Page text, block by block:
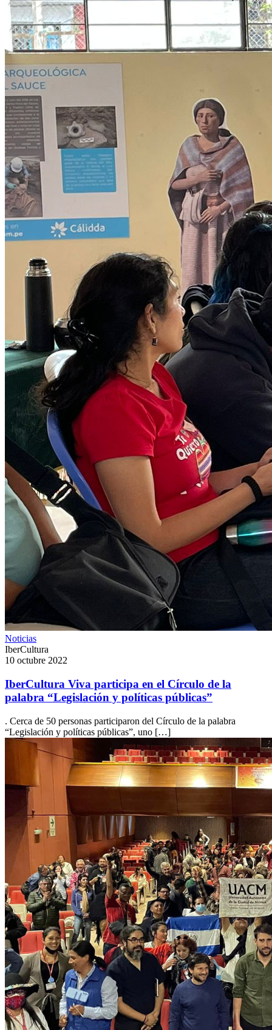
Noticias
IberCultura
10 octubre 2022
IberCultura Viva participa en el Círculo de la
palabra “Legislación y políticas públicas”
. Cerca de 50 personas participaron del Círculo de la palabra
“Legislación y políticas públicas”, uno […]